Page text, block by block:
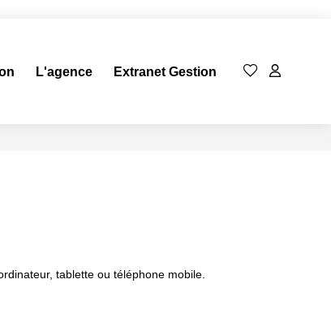
L'agence Extranet Gestion
tablette ou téléphone mobile.